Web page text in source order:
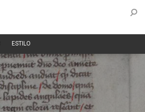
ESTILO